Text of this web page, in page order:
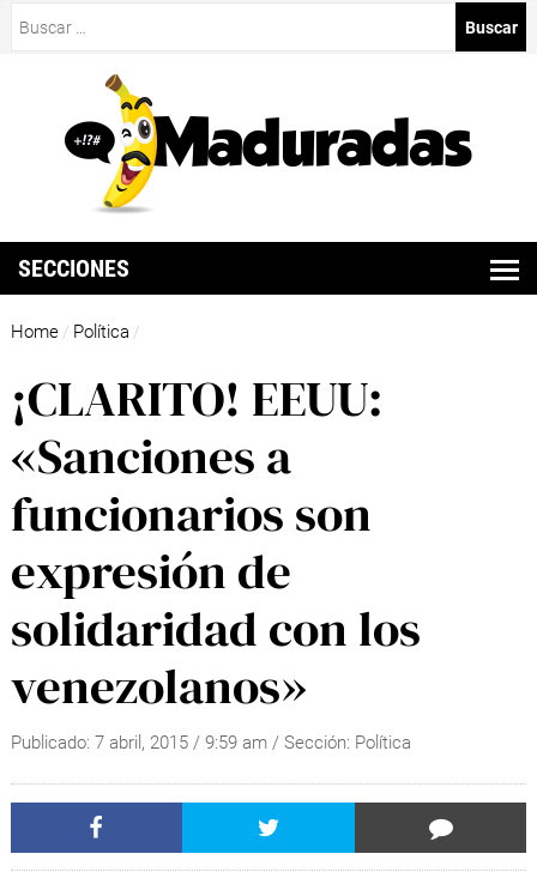
SECCIONES
Home / Política /
¡CLARITO! EEUU:
«Sanciones a
funcionarios son
expresión de
solidaridad con los
venezolanos»
Publicado: 7 abril, 2015/ 9:59 am / Sección: Política